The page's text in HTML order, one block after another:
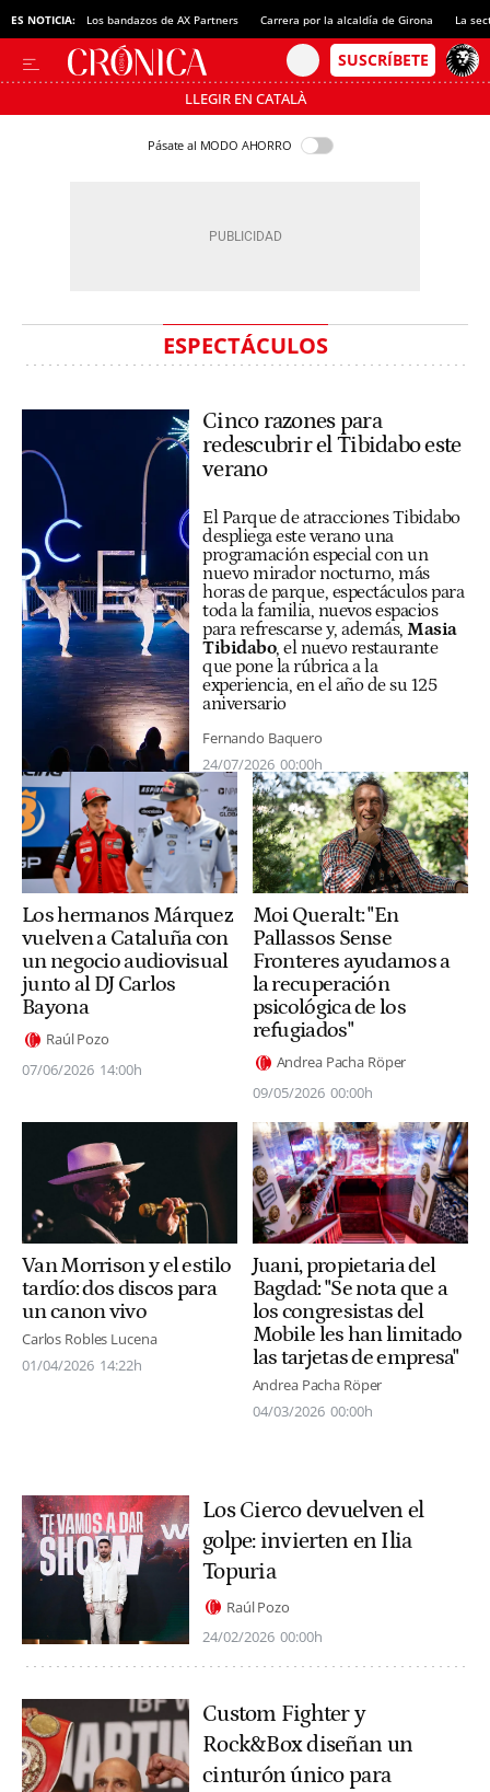
ES NOTICIA: Los bandazos de AX Partners Carrera por la alcaldía de Girona La
LLEGIR EN CATALÀ
Pásate al MODO AHORRO
ESPECTÁCULOS
Cinco razones para
redescubrir el Tibidabo este
verano
El Parque de atracciones Tibidabo
despliega este verano una
programación especial con un
nuevo mirador nocturno, más
horas de parque, espectáculos para
toda la familia, nuevos espacios
para refrescarse y, además, Masia
Tibidabo, el nuevo restaurante
que pone la rúbrica a la
experiencia, en el año de su 125
aniversario
Fernando Baquero
24/07/2026 00:00h
Los hermanos Márquez
vuelven a Cataluña con
un negocio audiovisual
junto al DJ Carlos
Bayona
Raúl Pozo
07/06/2026 14:00h
Moi Queralt: "En
Pallassos Sense
Fronteres ayudamos a
la recuperación
psicológica de los
refugiados"
Andrea Pacha Röper
09/05/2026 00:00h
Van Morrison y el estilo
tardío: dos discos para
un canon vivo
Carlos Robles Lucena
01/04/2026 14:22h
Juani, propietaria del
Bagdad: "Se nota que a
los congresistas del
Mobile les han limitado
las tarjetas de empresa"
Andrea Pacha Röper
04/03/2026 00:00h
Los Cierco devuelven el
golpe: invierten en Ilia
Topuria
Raúl Pozo
24/02/2026 00:00h
Custom Fighter y
Rock&Box diseñan un
cinturón único para